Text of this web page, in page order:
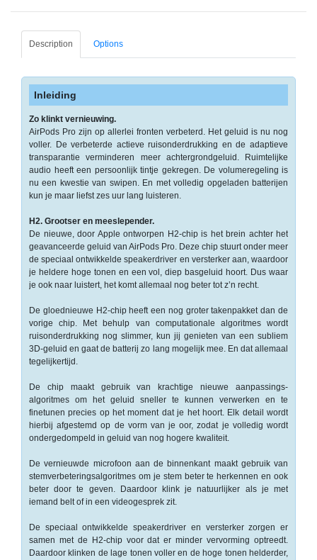
accessoires
Monitorarmen
PC,
Laptop
en
Tablethouders
Standaards
Zit-
sta
oplossingen
Etiketten
Etiketten
op
A4
Etiketten
op
rol
Hardware
printer
Description Options
Inleiding
Zo klinkt vernieuwing.
AirPods Pro zijn op allerlei fronten verbeterd. Het geluid is nu nog
voller. De verbeterde actieve ruis­onderdrukking en de adaptieve
transparantie verminderen meer achter­grondgeluid. Ruimtelijke
audio heeft een persoonlijk tintje gekregen. De volumeregeling is
nu een kwestie van swipen. En met volledig opgeladen batterijen
kun je maar liefst zes uur lang luisteren.
H2. Grootser en meeslepender.
De nieuwe, door Apple ontworpen H2-chip is het brein achter het
geavanceerde geluid van AirPods Pro. Deze chip stuurt onder meer
de speciaal ontwikkelde speakerdriver en versterker aan, waardoor
je heldere hoge tonen en een vol, diep basgeluid hoort. Dus waar
je ook naar luistert, het komt allemaal nog beter tot z’n recht.
De gloednieuwe H2-chip heeft een nog groter takenpakket dan de
vorige chip. Met behulp van computationale algoritmes wordt
ruisonderdrukking nog slimmer, kun jij genieten van een subliem
3D-geluid en gaat de batterij zo lang mogelijk mee. En dat allemaal
tegelijkertijd.
De chip maakt gebruik van krachtige nieuwe aanpassings­
algoritmes om het geluid sneller te kunnen verwerken en te
finetunen precies op het moment dat je het hoort. Elk detail wordt
hierbij afgestemd op de vorm van je oor, zodat je volledig wordt
ondergedompeld in geluid van nog hogere kwaliteit.
De vernieuwde microfoon aan de binnenkant maakt gebruik van
stemverbeterings­algoritmes om je stem beter te herkennen en ook
beter door te geven. Daardoor klink je natuurlijker als je met
iemand belt of in een videogesprek zit.
De speciaal ontwikkelde speakerdriver en versterker zorgen er
samen met de H2-chip voor dat er minder vervorming optreedt.
Daardoor klinken de lage tonen voller en de hoge tonen helderder,